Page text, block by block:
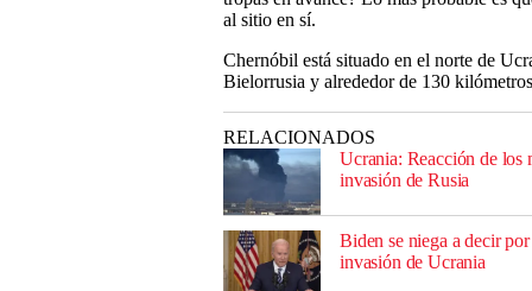
al sitio en sí.
Chernóbil está situado en el norte de
Bielorrusia y alrededor de 130
RELACIONADOS
Ucrania: Reacción de los
invasión de Rusia
Biden se niega a decir
invasión de Ucrania